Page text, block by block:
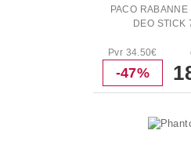
PACO RABANNE
DEO STICK
Pvr 34.50€
-47%